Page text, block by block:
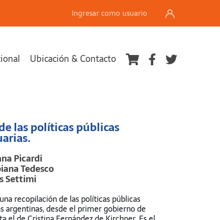
Ingresar como usuario
Ubicación & Contacto
las políticas públicas
Picardi
Tedesco
Settimi
recopilación de las políticas públicas
argentinas, desde el primer gobierno de